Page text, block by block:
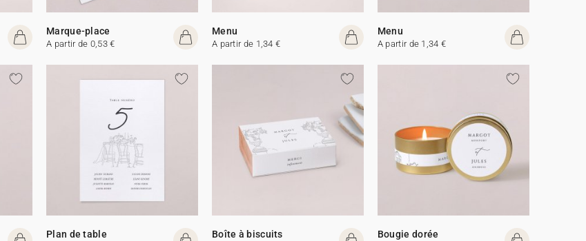
Marque-place
A partir de 0,53 €
Menu
A partir de 1,34 €
Menu
A partir de 1,34 €
Plan de table Boîte à biscuits Bougie dorée